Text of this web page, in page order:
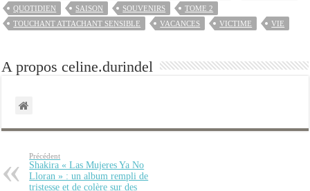
QUOTIDIEN
SAISON SOUVENIRS
TOME 2
TOUCHANT ATTACHANT SENSIBLE
VACANCES VICTIME VIE
A propos celine.durindel
Précédent
Shakira « Las Mujeres Ya No
Lloran » : un album rempli de
tristesse et de colère sur des